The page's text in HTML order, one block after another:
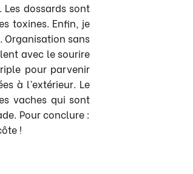
dossards sont
toxines. Enfin, je
Organisation sans
avec le sourire
pour parvenir
à l’extérieur. Le
vaches qui sont
Pour conclure :
!